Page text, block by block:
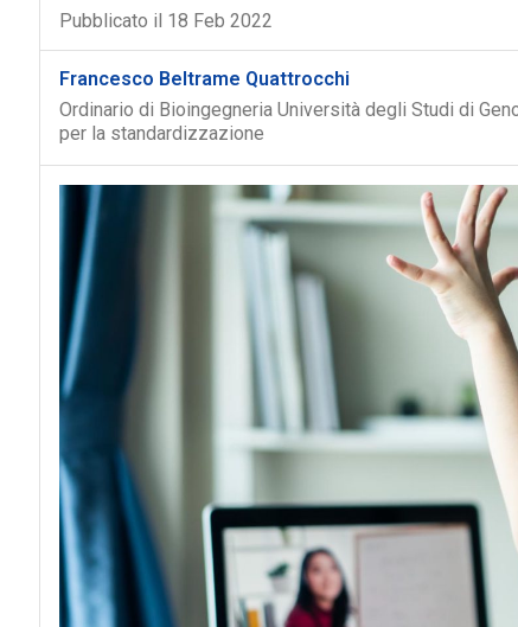
Pubblicato il 18 Feb 2022
Francesco Beltrame Quattrocchi
Ordinario di Bioingegneria Università degli Studi di
per la standardizzazione